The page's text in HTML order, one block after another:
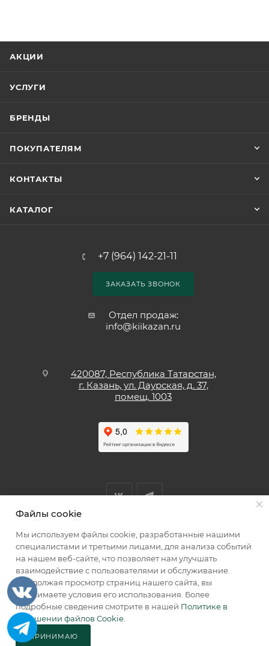
АКЦИИ
УСЛУГИ
БРЕНДЫ
ПОКУПАТЕЛЯМ
КОНТАКТЫ
КАТАЛОГ
+7 (964) 142-21-11
ЗАКАЗАТЬ ЗВОНОК
Отдел продаж:
info@kiikazan.ru
420087, Республика Татарстан,
г. Казань, ул. Даурская, д. 37,
помещ. 1003
Мы принимаем к оплате
2026 © КИИК МАРКЕТ
Файлы cookie
Мы используем файлы cookie, разработанные нашими
специалистами и третьими лицами, для анализа событий
на нашем веб-сайте, что позволяет нам улучшать
взаимодействие с пользователями и обслуживание.
Продолжая просмотр страниц нашего сайта, вы
принимаете условия его использования. Более
подробные сведения смотрите в нашей Политике в
отношении файлов Cookie
ПРИНИМАЮ